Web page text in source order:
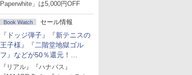
Paperwhite」は5,000円OFF
Book Watch セール情報
『ドッジ弾子』『新テニスの
王子様』『二階堂地獄ゴル
フ』などが50％還元！
Amazonマンガ週末セール
『リアル』『ハナバス』